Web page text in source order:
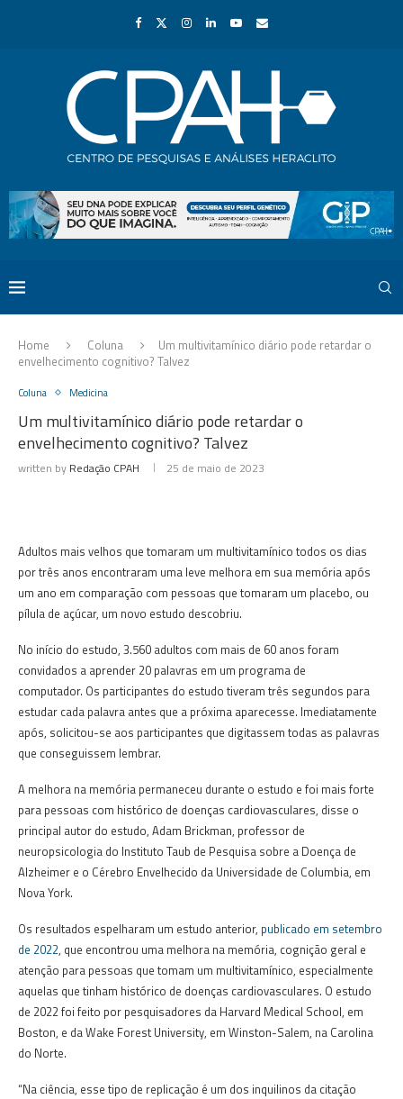
Home Coluna
Um multivitamínico diário pode retardar o
envelhecimento cognitivo? Talvez
Coluna Medicina
Um multivitamínico diário pode retardar o
envelhecimento cognitivo? Talvez
written by Redação CPAH 25 de maio de 2023
Adultos mais velhos que tomaram um multivitamínico todos os dias
por três anos encontraram uma leve melhora em sua memória após
um ano em comparação com pessoas que tomaram um placebo, ou
pílula de açúcar, um novo estudo descobriu.
No início do estudo, 3.560 adultos com mais de 60 anos foram
convidados a aprender 20 palavras em um programa de
computador. Os participantes do estudo tiveram três segundos para
estudar cada palavra antes que a próxima aparecesse. Imediatamente
após, solicitou-se aos participantes que digitassem todas as palavras
que conseguissem lembrar.
A melhora na memória permaneceu durante o estudo e foi mais forte
para pessoas com histórico de doenças cardiovasculares, disse o
principal autor do estudo, Adam Brickman, professor de
neuropsicologia do Instituto Taub de Pesquisa sobre a Doença de
Alzheimer e o Cérebro Envelhecido da Universidade de Columbia, em
Nova York.
Os resultados espelharam um estudo anterior, publicado em setembro
de 2022, que encontrou uma melhora na memória, cognição geral e
atenção para pessoas que tomam um multivitamínico, especialmente
aquelas que tinham histórico de doenças cardiovasculares. O estudo
de 2022 foi feito por pesquisadores da Harvard Medical School, em
Boston, e da Wake Forest University, em Winston-Salem, na Carolina
do Norte.
“Na ciência, esse tipo de replicação é um dos inquilinos da citação